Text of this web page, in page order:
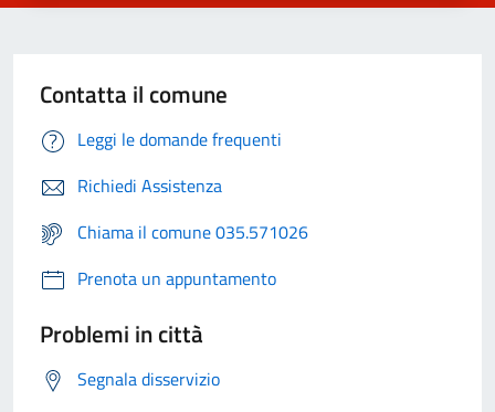
Contatta il comune
Leggi le domande frequenti
Richiedi Assistenza
Chiama il comune 035.571026
Prenota un appuntamento
Problemi in città
Segnala disservizio